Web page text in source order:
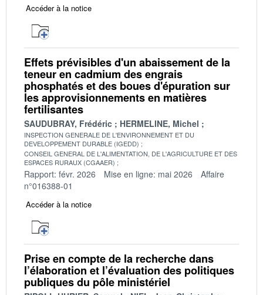
Accéder à la notice
Effets prévisibles d'un abaissement de la
teneur en cadmium des engrais
phosphatés et des boues d'épuration sur
les approvisionnements en matières
fertilisantes
SAUDUBRAY, Frédéric HERMELINE, Michel
INSPECTION GENERALE DE L'ENVIRONNEMENT ET DU
DEVELOPPEMENT DURABLE (IGEDD)
CONSEIL GENERAL DE L'ALIMENTATION, DE L'AGRICULTURE ET DES
ESPACES RURAUX (CGAAER)
Rapport: févr. 2026 Mise en ligne: mai 2026
Affaire
n°016388-01
Accéder à la notice
Prise en compte de la recherche dans
l’élaboration et l’évaluation des politiques
publiques du pôle ministériel